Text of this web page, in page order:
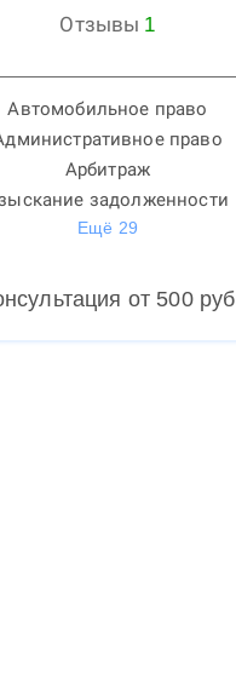
Отзывы 1
Автомобильное право
право
Арбитраж
задолженности
Ещё 29
от 500руб